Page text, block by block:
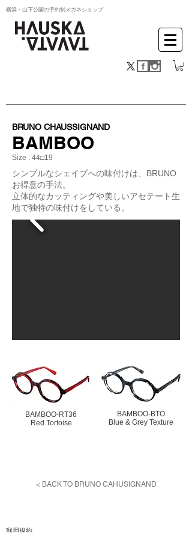
横浜・山下公園の予約制メガネショップ
BRUNO CHAUSSIGNAND
BAMBOO
Size : 44□19
シンプルなシェイプへの味付けは、BRUNO
お得意の手法。
立体的なカッティングや美しいアセテート生
地で独特の味付けをしている。
BAMBOO-RT36
Red Tortoise
BAMBOO-BTO
Blue & Grey Texture
< BACK TO BRUNO CAHUSIGNAND
利用規約